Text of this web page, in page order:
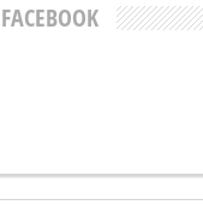
FACEBOOK